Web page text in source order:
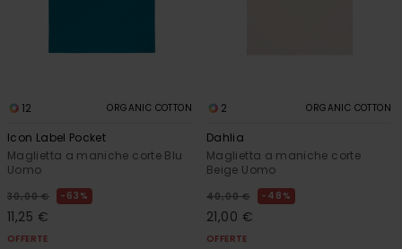
12 ORGANIC COTTON
Icon Label Pocket
Maglietta a maniche corte Blu
Uomo
30,00 € 63%
11,25 €
OFFERTE
2 ORGANIC COTTON
Dahlia
Maglietta a maniche corte
Beige Uomo
40,00 € 48%
21,00 €
OFFERTE